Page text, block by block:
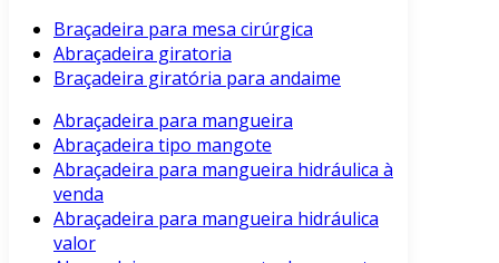
Braçadeira para mesa cirúrgica
Abraçadeira giratoria
Braçadeira giratória para andaime
Abraçadeira para mangueira
Abraçadeira tipo mangote
Abraçadeira para mangueira hidráulica à
venda
Abraçadeira para mangueira hidráulica
valor